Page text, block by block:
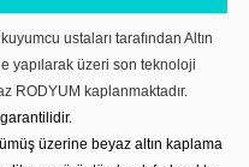
ustaları tarafından Altın
yapılarak üzeri son teknoloji
RODYUM kaplanmaktadır.
üzerine beyaz altın kaplama